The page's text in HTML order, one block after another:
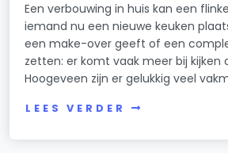
Een verbouwing in huis kan een
iemand nu een nieuwe keuken
een make-over geeft of een
zetten: er komt vaak meer bij kijken
Hoogeveen zijn er gelukkig veel
LEES VERDER